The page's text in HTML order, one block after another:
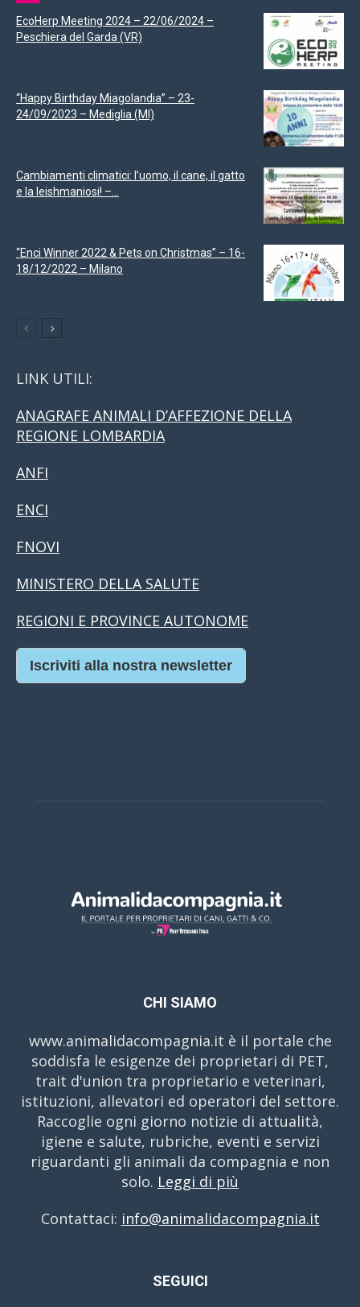
EcoHerp Meeting 2024 – 22/06/2024 –
Peschiera del Garda (VR)
“Happy Birthday Miagolandia” – 23-
24/09/2023 – Mediglia (MI)
Cambiamenti climatici: l’uomo, il cane, il gatto
e la leishmaniosi! –...
“Enci Winner 2022 & Pets on Christmas” – 16-
18/12/2022 – Milano
LINK UTILI:
ANAGRAFE ANIMALI D’AFFEZIONE DELLA
REGIONE LOMBARDIA
ANFI
ENCI
FNOVI
MINISTERO DELLA SALUTE
REGIONI E PROVINCE AUTONOME
Iscriviti alla nostra newsletter
CHI SIAMO
www.animalidacompagnia.it è il portale che
soddisfa le esigenze dei proprietari di PET,
trait d'union tra proprietario e veterinari,
istituzioni, allevatori ed operatori del settore.
Raccoglie ogni giorno notizie di attualità,
igiene e salute, rubriche, eventi e servizi
riguardanti gli animali da compagnia e non
solo. Leggi di più
Contattaci: info@animalidacompagnia.it
SEGUICI